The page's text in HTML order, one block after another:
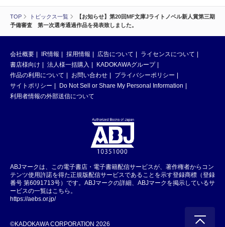
TOP トピックス一覧
【お知らせ】第20回MF文庫Jライトノベル新人賞第三期
予備審査 第一次選考通過作品を発表致しました。
会社概要 IR情報 採用情報 広告について
ライセンスについて
書店様向け
法人様一括購入
KADOKAWAグループ
作品の利用について
お問い合わせ
プライバシーポリシー
サイトポリシー
Do Not Sell or Share My Personal Information
利用者情報の外部送信について
ABJマークは、この電子書店・電子書籍配信サービスが、著作権者からコン
テンツ使用許諾を得た正規版配信サービスであることを示す登録商標（登録
番号 第6091713号）です。ABJマークの詳細、ABJマークを掲示しているサ
ービスの一覧はこちら。
https://aebs.or.jp/
©KADOKAWA CORPORATION 2026